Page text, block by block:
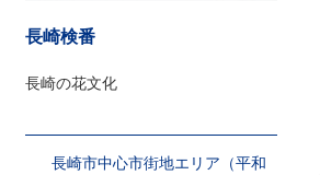
長崎検番
長崎の花文化
長崎市中心市街地エリア（平和